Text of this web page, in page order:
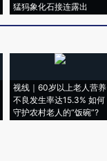
猛犸象化石接连露出
视线｜60岁以上老人营养
不良发生率达15.3% 如何
守护农村老人的“饭碗”?